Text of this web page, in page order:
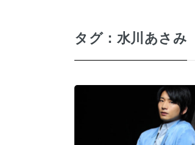
タグ：水川あさみ